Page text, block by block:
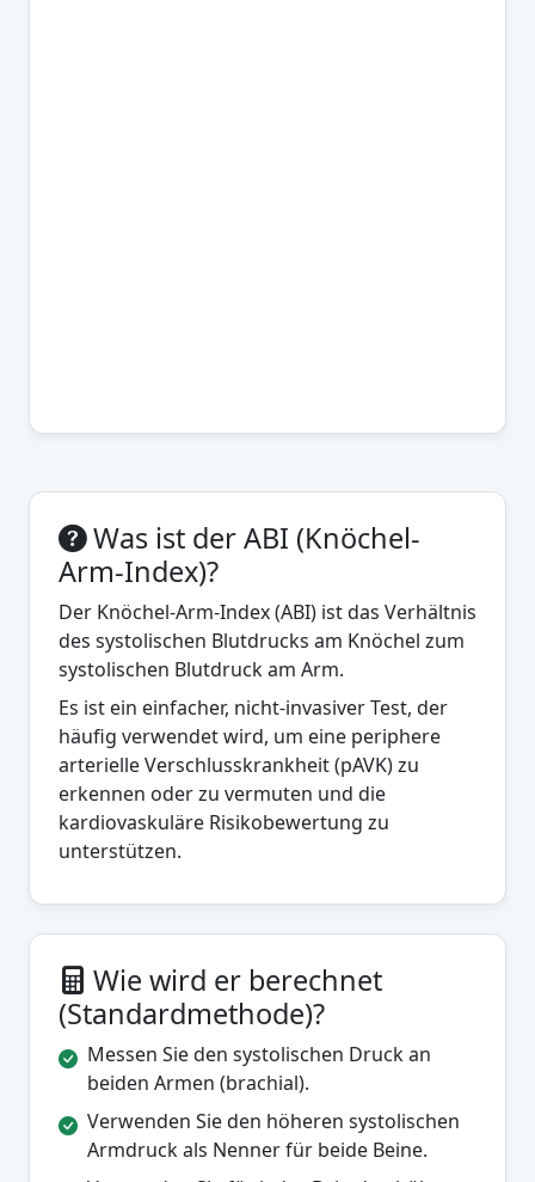
Was ist der ABI (Knöchel-
Arm-Index)?
Der Knöchel-Arm-Index (ABI) ist das Verhältnis
des systolischen Blutdrucks am Knöchel zum
systolischen Blutdruck am Arm.
Es ist ein einfacher, nicht-invasiver Test, der
häufig verwendet wird, um eine periphere
arterielle Verschlusskrankheit (pAVK) zu
erkennen oder zu vermuten und die
kardiovaskuläre Risikobewertung zu
unterstützen.
Wie wird er berechnet
(Standardmethode)?
Messen Sie den systolischen Druck an
beiden Armen (brachial).
Verwenden Sie den höheren systolischen
Armdruck als Nenner für beide Beine.